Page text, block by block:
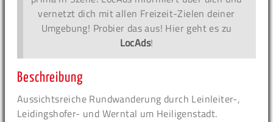
vernetzt dich mit allen Freizeit-Zielen deiner
Umgebung! Probier das aus! Hier geht es zu
LocAds!
Beschreibung
Aussichtsreiche Rundwanderung durch Leinleiter-,
Leidingshofer- und Werntal um Heiligenstadt.